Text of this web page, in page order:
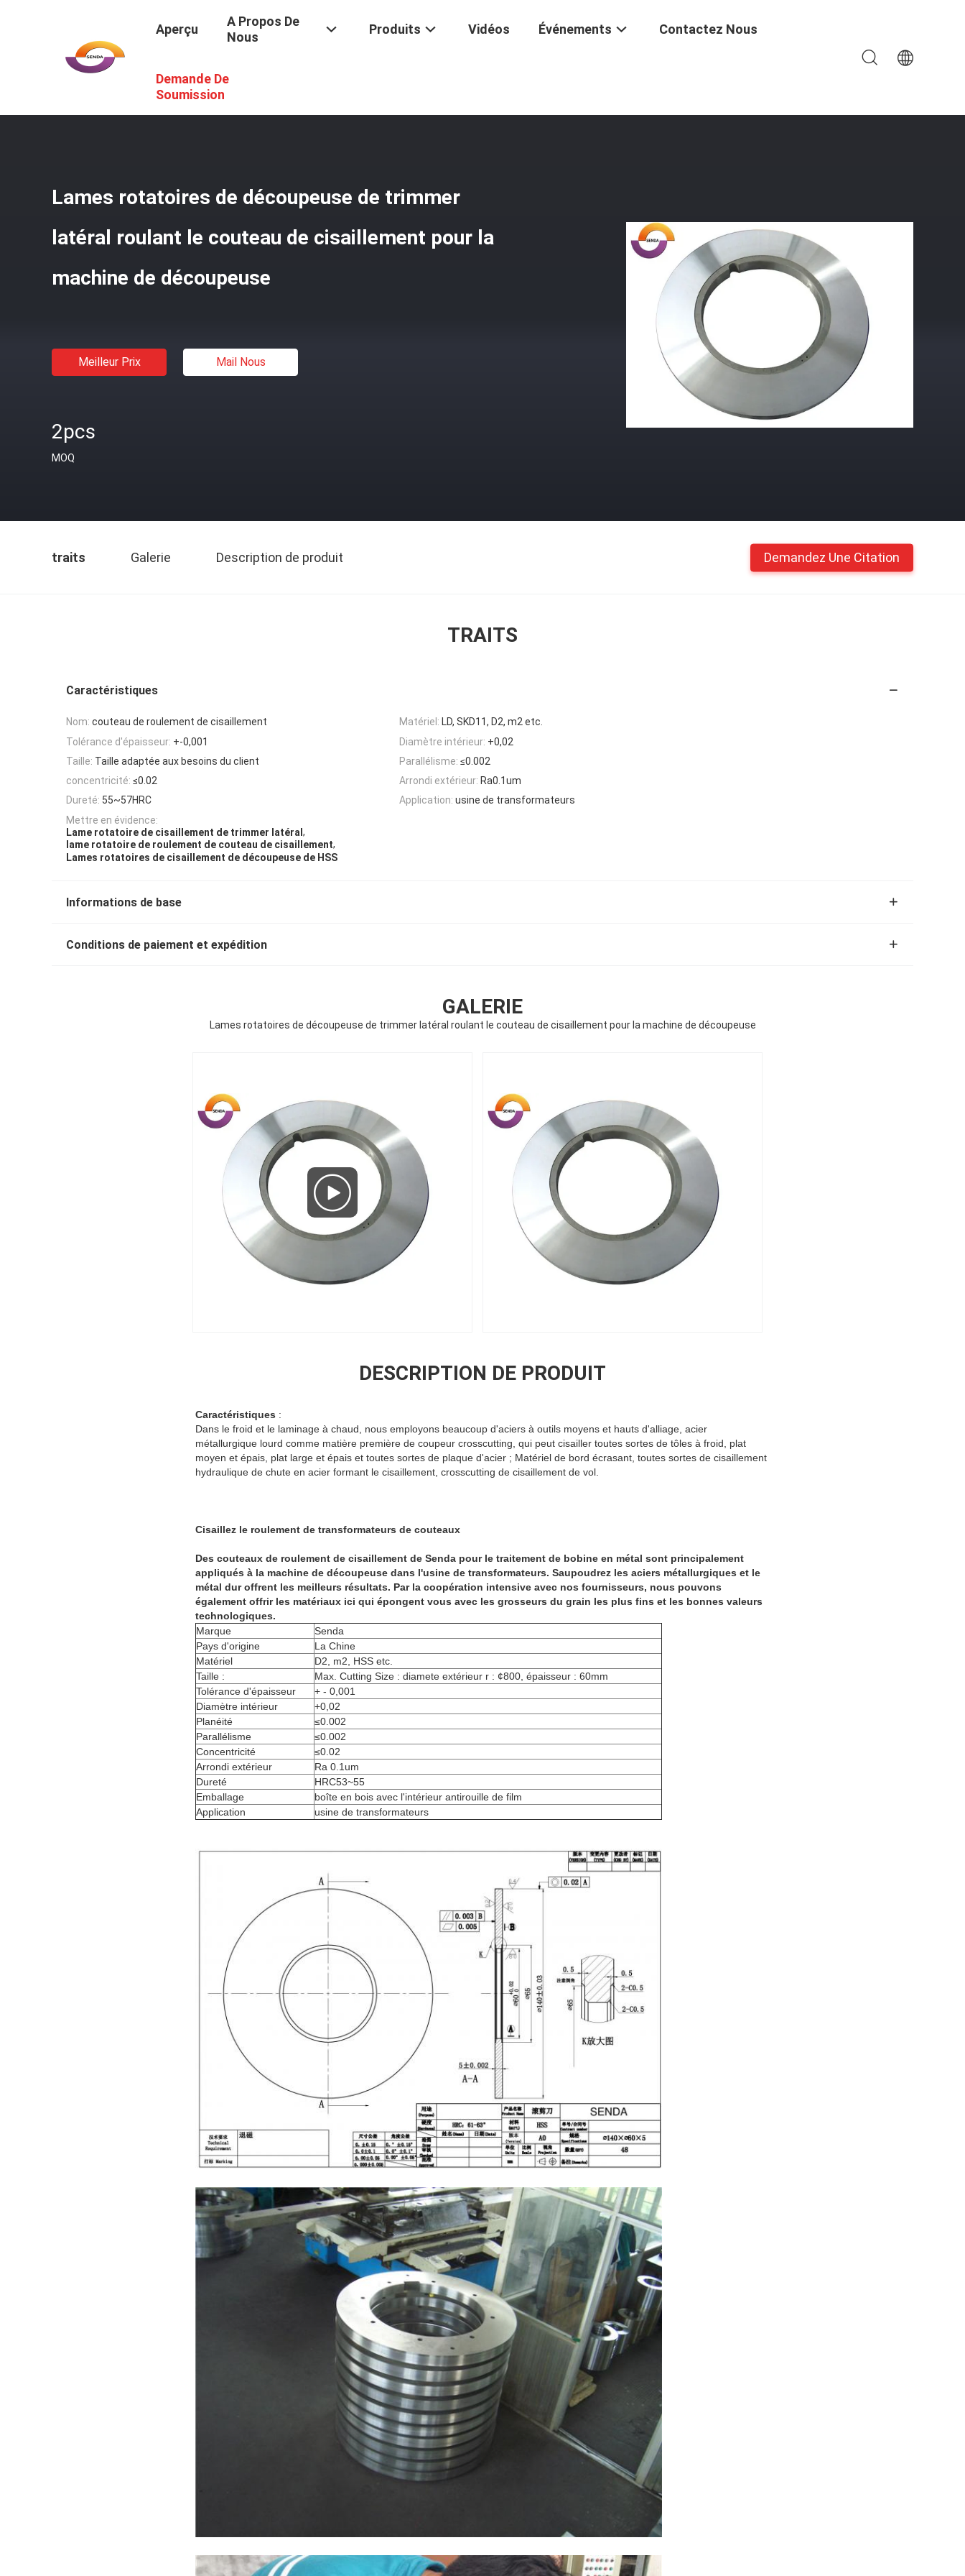
Aperçu
A Propos De
Nous
Produits Vidéos Événements Contactez Nous
Demande De
Soumission
Lames Rotatoires De Découpeuse
Lames rotatoires de découpeuse de trimmer
latéral roulant le couteau de cisaillement pour la
machine de découpeuse
Meilleur Prix Mail Nous
2pcs
MOQ
traits Galerie Description de produit Demandez Une Citation
TRAITS
Caractéristiques
Nom: couteau de roulement de cisaillement Matériel: LD, SKD11, D2, m2 etc.
Tolérance d'épaisseur: +-0,001 Diamètre intérieur: +0,02
Taille: Taille adaptée aux besoins du client Parallélisme: ≤0.002
concentricité: ≤0.02 Arrondi extérieur: Ra0.1um
Dureté: 55~57HRC Application: usine de transformateurs
Mettre en évidence:
Lame rotatoire de cisaillement de trimmer latéral ,
lame rotatoire de roulement de couteau de cisaillement,
Lames rotatoires de cisaillement de découpeuse de HSS
Informations de base
Conditions de paiement et expédition
GALERIE
Lames rotatoires de découpeuse de trimmer latéral roulant le couteau de cisaillement pour la machine de découpeuse
DESCRIPTION DE PRODUIT
Caractéristiques :
Dans le froid et le laminage à chaud, nous employons beaucoup d'aciers à outils moyens et hauts d'alliage, acier
métallurgique lourd comme matière première de coupeur crosscutting, qui peut cisailler toutes sortes de tôles à froid, plat
moyen et épais, plat large et épais et toutes sortes de plaque d'acier ; Matériel de bord écrasant, toutes sortes de cisaillement
hydraulique de chute en acier formant le cisaillement, crosscutting de cisaillement de vol.
Cisaillez le roulement de transformateurs de couteaux
Des couteaux de roulement de cisaillement de Senda pour le traitement de bobine en métal sont principalement
appliqués à la machine de découpeuse dans l'usine de transformateurs. Saupoudrez les aciers métallurgiques et le
métal dur offrent les meilleurs résultats. Par la coopération intensive avec nos fournisseurs, nous pouvons
également offrir les matériaux ici qui épongent vous avec les grosseurs du grain les plus fins et les bonnes valeurs
technologiques.
Marque
Senda
Pays d'origine
La Chine
Matériel
D2, m2, HSS etc.
Taille :
Max. Cutting Size : diamete extérieur r : ¢800, épaisseur : 60mm
Tolérance d'épaisseur
+ - 0,001
Diamètre intérieur
+0,02
Planéité
≤0.002
Parallélisme
≤0.002
Concentricité
≤0.02
Arrondi extérieur
Ra 0.1um
Dureté
HRC53~55
Emballage
boîte en bois avec l'intérieur antirouille de film
Application
usine de transformateurs